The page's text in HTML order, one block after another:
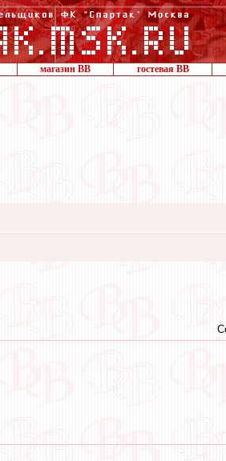
магазин ВВ гостевая ВВ